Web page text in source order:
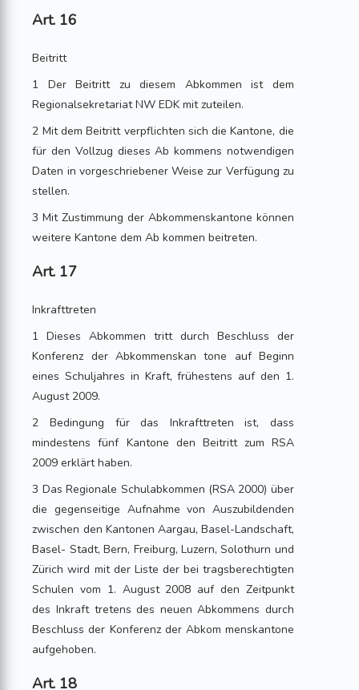
Art. 16
Beitritt
1 Der Beitritt zu diesem Abkommen ist dem
Regionalsekretariat NW EDK mit zuteilen.
2 Mit dem Beitritt verpflichten sich die Kantone, die
für den Vollzug dieses Ab kommens notwendigen
Daten in vorgeschriebener Weise zur Verfügung zu
stellen.
3 Mit Zustimmung der Abkommenskantone können
weitere Kantone dem Ab kommen beitreten.
Art. 17
Inkrafttreten
1 Dieses Abkommen tritt durch Beschluss der
Konferenz der Abkommenskan tone auf Beginn
eines Schuljahres in Kraft, frühestens auf den 1.
August 2009.
2 Bedingung für das Inkrafttreten ist, dass
mindestens fünf Kantone den Beitritt zum RSA
2009 erklärt haben.
3 Das Regionale Schulabkommen (RSA 2000) über
die gegenseitige Aufnahme von Auszubildenden
zwischen den Kantonen Aargau, Basel-Landschaft,
Basel- Stadt, Bern, Freiburg, Luzern, Solothurn und
Zürich wird mit der Liste der bei tragsberechtigten
Schulen vom 1. August 2008 auf den Zeitpunkt
des Inkraft tretens des neuen Abkommens durch
Beschluss der Konferenz der Abkom menskantone
aufgehoben.
Art. 18